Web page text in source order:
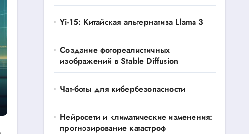
Yi-15: Китайская альтернатива Llama 3
Создание фотореалистичных
изображений в Stable Diffusion
Чат-боты для кибербезопасности
Нейросети и климатические изменения:
прогнозирование катастроф